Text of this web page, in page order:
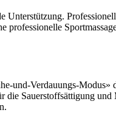
Unterstützung.
und-Verdauungs-Modus»
die Sauerstoffsättigung